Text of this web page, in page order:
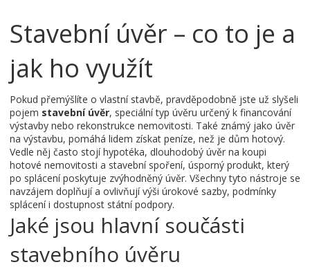
Stavební úvěr – co to je a
jak ho využít
Pokud přemýšlíte o vlastní stavbě, pravděpodobně jste už slyšeli
pojem stavební úvěr, speciální typ úvěru určený k financování
výstavby nebo rekonstrukce nemovitosti. Také známý jako úvěr
na výstavbu, pomáhá lidem získat peníze, než je dům hotový.
Vedle něj často stojíhypotéka, dlouhodobý úvěr na koupi
hotové nemovitosti a stavební spoření, úsporný produkt, který
po splácení poskytuje zvýhodněný úvěr. Všechny tyto nástroje se
navzájem doplňují a ovlivňují výši úrokové sazby, podmínky
splácení i dostupnost státní podpory.
Jaké jsou hlavní součásti
stavebního úvěru